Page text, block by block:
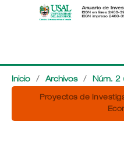
Inicio / Archivos / Núm. 2
Proyectos de